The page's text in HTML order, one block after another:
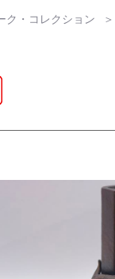
ク・コレクション